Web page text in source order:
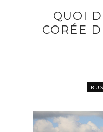
QUOI
CORÉE